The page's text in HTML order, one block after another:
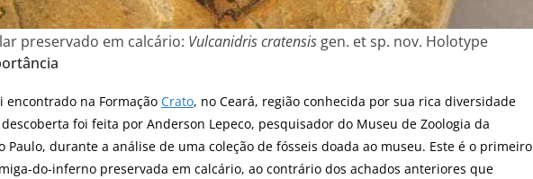
preservado em calcário: Vulcanidris cratensisgen. et sp. nov. Holotype
encontrado na Formação Crato, no Ceará, região conhecida por sua rica diversidade
foi feita por Anderson Lepeco, pesquisador do Museu de Zoologia da
Paulo, durante a análise de uma coleção de fósseis doada ao museu. Este é o primeiro
do-inferno preservada em calcário, ao contrário dos achados anteriores que